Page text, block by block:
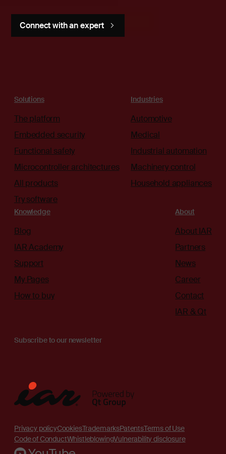
Connect with an expert
Solutions
The platform
Embedded security
Functional safety
Microcontroller architectures
All products
Try software
Industries
Automotive
Medical
Industrial automation
Machinery control
Household appliances
Knowledge
Blog
IAR Academy
Support
My Pages
How to buy
About
About IAR
Partners
News
Career
Contact
IAR & Qt
Subscribe to our newsletter
Privacy policyCookiesTrademarksPatentsTerms of Use
Code of ConductWhistleblowingVulnerability disclosure